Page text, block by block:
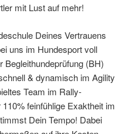
mit Lust auf mehr!
Deines Vertrauens
uns im Hundesport voll
(BH)
& dynamisch im Agility
Team im Rally-
feinfühlige Exaktheit im
Dein Tempo! Dabei